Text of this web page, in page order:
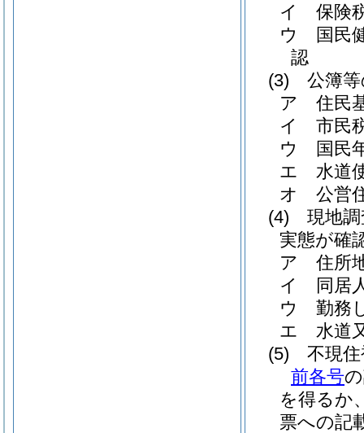
イ
保険
ウ
国民
認
(3)
公簿
ア
住民
イ
市民
ウ
国民
エ
水道
オ
公営
(4)
現地
実態が確
ア
住所
イ
同居
ウ
勤務
エ
水道
(5)
不現
前各号
を得るか
票への記